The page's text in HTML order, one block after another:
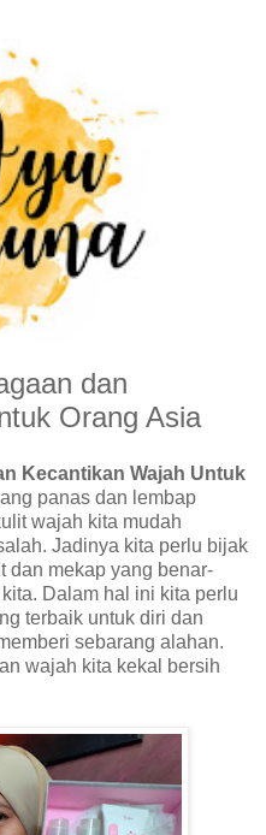
dan
Orang Asia
Kecantikan Wajah Untuk
panas dan lembap
wajah kita mudah
Jadinya kita perlu bijak
dan mekap yang benar-
Dalam hal ini kita perlu
terbaik untuk diri dan
sebarang alahan.
wajah kita kekal bersih